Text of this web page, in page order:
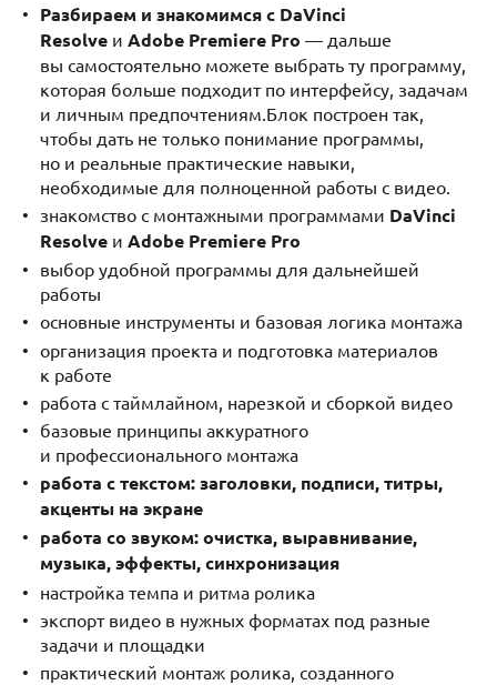
Разбираем и знакомимся с DaVinci
Resolve и Adobe Premiere Pro — дальше
вы самостоятельно можете выбрать ту программу,
которая больше подходит по интерфейсу, задачам
и личным предпочтениям.Блок построен так,
чтобы дать не только понимание программы,
но и реальные практические навыки,
необходимые для полноценной работы с видео.
знакомство с монтажными программами DaVinci
Resolve и Adobe Premiere Pro
выбор удобной программы для дальнейшей
работы
основные инструменты и базовая логика монтажа
организация проекта и подготовка материалов
к работе
работа с таймлайном, нарезкой и сборкой видео
базовые принципы аккуратного
и профессионального монтажа
работа с текстом: заголовки, подписи, титры,
акценты на экране
работа со звуком: очистка, выравнивание,
музыка, эффекты, синхронизация
настройка темпа и ритма ролика
экспорт видео в нужных форматах под разные
задачи и площадки
практический монтаж ролика, созданного